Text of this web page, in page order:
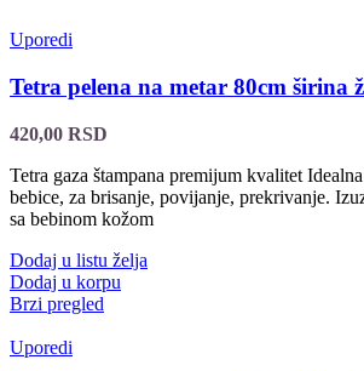
Uporedi
Tetra pelena na metar 80cm širina
420,00 RSD
Tetra gaza štampana premijum kvalitet
bebice, za brisanje, povijanje, prekrivanje.
sa bebinom kožom
Dodaj u listu želja
Dodaj u korpu
Brzi pregled
Uporedi